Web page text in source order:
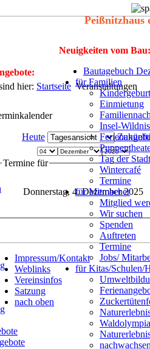
Peißnitzhaus
Neuigkeiten vom Bau:
Bautagebuch
für Familien
Einmietung
Insel-
Tag der
Wintercafé
Termine
für Mitmacher
Mitglied
Wir suchen
Spenden
Auftreten
Termine
Jobs/
für Kitas/Schulen/
hier: Startseite Veranstaltungen
Heute
Termine für
Donnerstag, 4. Dezember 2025
Impressum/Kontakt
Weblinks
Vereinsinfos
Satzung
nach oben